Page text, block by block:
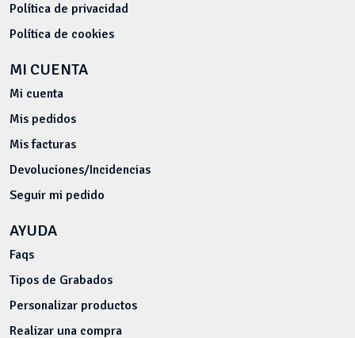
Política de privacidad
Política de cookies
MI CUENTA
Mi cuenta
Mis pedidos
Mis facturas
Devoluciones/Incidencias
Seguir mi pedido
AYUDA
Faqs
Tipos de Grabados
Personalizar productos
Realizar una compra